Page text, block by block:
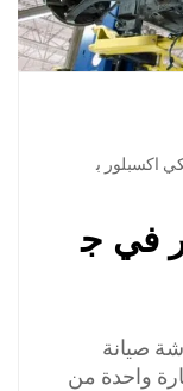
اكسبلور ب
في ج
صيانة
واحدة من